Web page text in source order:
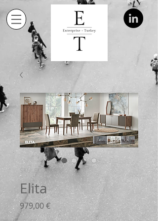
SKU: ELI01
Elita
979,00 €Price